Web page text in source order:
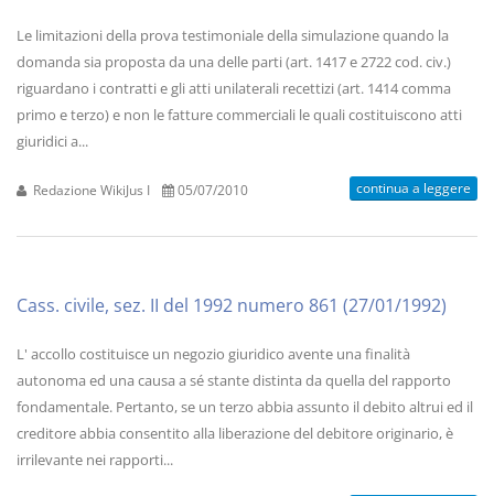
Le limitazioni della prova testimoniale della simulazione quando la
domanda sia proposta da una delle parti (art. 1417 e 2722 cod. civ.)
riguardano i contratti e gli atti unilaterali recettizi (art. 1414 comma
primo e terzo) e non le fatture commerciali le quali costituiscono atti
giuridici a...
Redazione WikiJus I 05/07/2010 continua a leggere
Cass. civile, sez. II del 1992 numero 861 (27/01/1992)
L' accollo costituisce un negozio giuridico avente una finalità
autonoma ed una causa a sé stante distinta da quella del rapporto
fondamentale. Pertanto, se un terzo abbia assunto il debito altrui ed il
creditore abbia consentito alla liberazione del debitore originario, è
irrilevante nei rapporti...